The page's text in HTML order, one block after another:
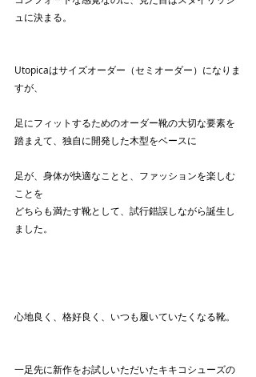
ュに決まる。
Utopicaはサイズオーダー（セミオーダー）になりま
すが、
足にフィットするためのオーダー靴の大切な要素を
踏まえて、独自に開発した木型をベースに
足が、身体が快適なことと、ファッションを楽しむ
ことを
どちらも満たす靴として、試行錯誤しながら誕生し
ました。
心地良く、格好良く、いつも履いていたくなる靴。
一足先に新作をお試しいただいたキキコシューズの